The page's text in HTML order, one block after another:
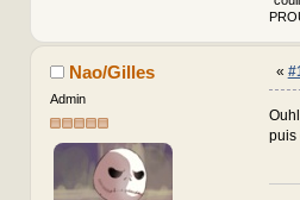
Nao/Gilles
Admin
«
puis